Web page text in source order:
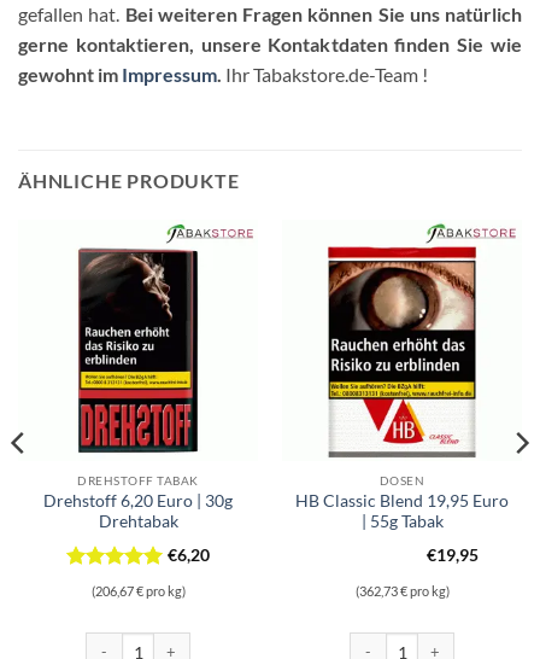
gefallen hat. Bei weiteren Fragen können Sie uns natürlich
gerne kontaktieren, unsere Kontaktdaten finden Sie wie
gewohnt im Impressum Ihr Tabakstore.de-Team !
ÄHNLICHE PRODUKTE
DREHSTOFF TABAK
Drehstoff 6,20 Euro | 30g
Drehtabak
Bewertet
mit
von
€6,20
(206,67 € pro kg)
DOSEN
HB Classic Blend 19,95 Euro
| 55g Tabak
€19,95
(362,73 € pro kg)